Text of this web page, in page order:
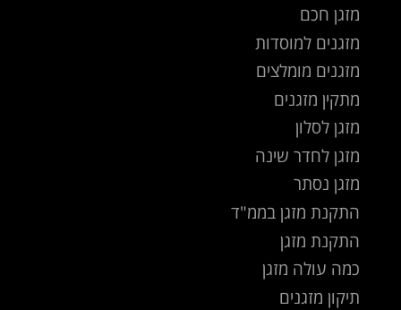
מזגן חכם
מזגנים למוסדות
מזגנים מומלצים
מתקין מזגנים
מזגן לסלון
מזגן לחדר שינה
מזגן נסתר
התקנת מזגן בממ"ד
התקנת מזגן
כמה עולה מזגן
תיקון מזגנים